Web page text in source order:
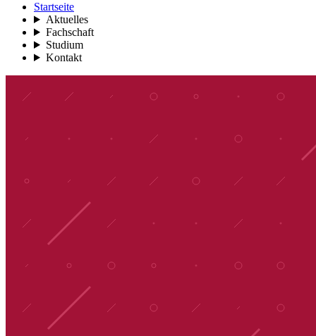
Startseite
Aktuelles
Fachschaft
Studium
Kontakt